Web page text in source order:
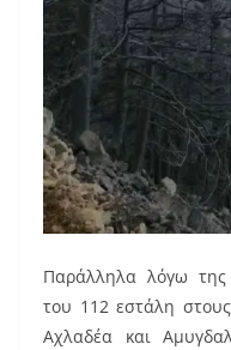
Παράλληλα λόγω
του 112 εστάλη
Αχλαδέα και